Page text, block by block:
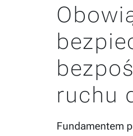
ruchu
Fundamentem